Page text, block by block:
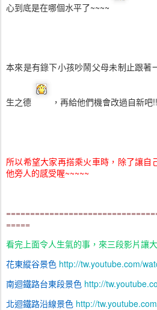
心到底是在哪個水平了~~~~
本來是有錄下小孩吵鬧父母未制止跟著
生之德 ，再給他們機會改過自新吧
所以希望大家再搭乘火車時，除了讓自
他旁人的感受喔~~~~~
=====
看完上面令人生氣的事，來三段影片讓
花東縱谷景色 http://tw.youtube.com/
南迴鐵路台東段景色 http://
北迴鐵路沿線景色 http://